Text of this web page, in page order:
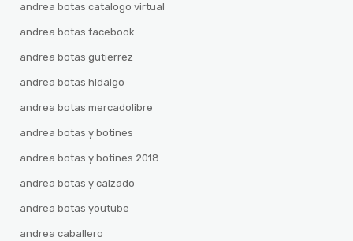
andrea botas catalogo virtual
andrea botas facebook
andrea botas gutierrez
andrea botas hidalgo
andrea botas mercadolibre
andrea botas y botines
andrea botas y botines 2018
andrea botas y calzado
andrea botas youtube
andrea caballero